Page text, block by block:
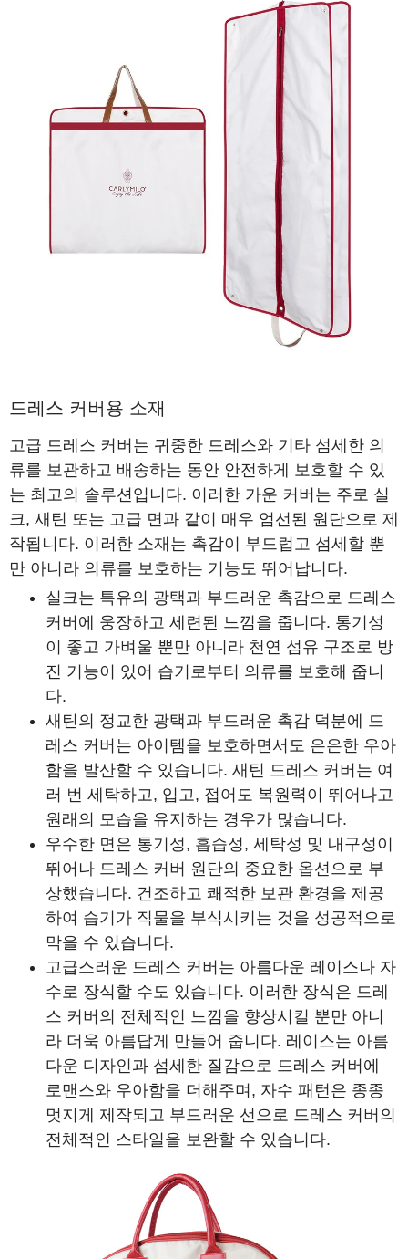
드레스 커버용 소재
고급 드레스 커버는 귀중한 드레스와 기타 섬세한 의
류를 보관하고 배송하는 동안 안전하게 보호할 수 있
는 최고의 솔루션입니다. 이러한 가운 커버는 주로 실
크, 새틴 또는 고급 면과 같이 매우 엄선된 원단으로 제
작됩니다. 이러한 소재는 촉감이 부드럽고 섬세할 뿐
만 아니라 의류를 보호하는 기능도 뛰어납니다.
실크는 특유의 광택과 부드러운 촉감으로 드레스
커버에 웅장하고 세련된 느낌을 줍니다. 통기성
이 좋고 가벼울 뿐만 아니라 천연 섬유 구조로 방
진 기능이 있어 습기로부터 의류를 보호해 줍니
다.
새틴의 정교한 광택과 부드러운 촉감 덕분에 드
레스 커버는 아이템을 보호하면서도 은은한 우아
함을 발산할 수 있습니다. 새틴 드레스 커버는 여
러 번 세탁하고, 입고, 접어도 복원력이 뛰어나고
원래의 모습을 유지하는 경우가 많습니다.
우수한 면은 통기성, 흡습성, 세탁성 및 내구성이
뛰어나 드레스 커버 원단의 중요한 옵션으로 부
상했습니다. 건조하고 쾌적한 보관 환경을 제공
하여 습기가 직물을 부식시키는 것을 성공적으로
막을 수 있습니다.
고급스러운 드레스 커버는 아름다운 레이스나 자
수로 장식할 수도 있습니다. 이러한 장식은 드레
스 커버의 전체적인 느낌을 향상시킬 뿐만 아니
라 더욱 아름답게 만들어 줍니다. 레이스는 아름
다운 디자인과 섬세한 질감으로 드레스 커버에
로맨스와 우아함을 더해주며, 자수 패턴은 종종
멋지게 제작되고 부드러운 선으로 드레스 커버의
전체적인 스타일을 보완할 수 있습니다.